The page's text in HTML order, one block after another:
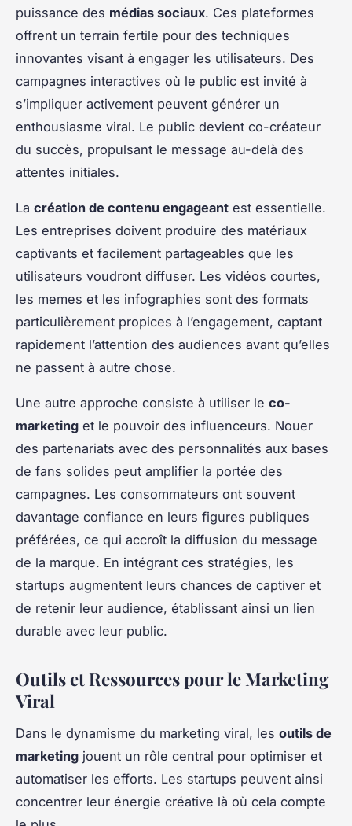
puissance des médias sociaux. Ces plateformes
offrent un terrain fertile pour des techniques
innovantes visant à engager les utilisateurs. Des
campagnes interactives où le public est invité à
s’impliquer activement peuvent générer un
enthousiasme viral. Le public devient co-créateur
du succès, propulsant le message au-delà des
attentes initiales.
La création de contenu engageant est essentielle.
Les entreprises doivent produire des matériaux
captivants et facilement partageables que les
utilisateurs voudront diffuser. Les vidéos courtes,
les memes et les infographies sont des formats
particulièrement propices à l’engagement, captant
rapidement l’attention des audiences avant qu’elles
ne passent à autre chose.
Une autre approche consiste à utiliser le co-
marketing et le pouvoir des influenceurs. Nouer
des partenariats avec des personnalités aux bases
de fans solides peut amplifier la portée des
campagnes. Les consommateurs ont souvent
davantage confiance en leurs figures publiques
préférées, ce qui accroît la diffusion du message
de la marque. En intégrant ces stratégies, les
startups augmentent leurs chances de captiver et
de retenir leur audience, établissant ainsi un lien
durable avec leur public.
Outils et Ressources pour le Marketing
Viral
Dans le dynamisme du marketing viral, les outils de
marketing jouent un rôle central pour optimiser et
automatiser les efforts. Les startups peuvent ainsi
concentrer leur énergie créative là où cela compte